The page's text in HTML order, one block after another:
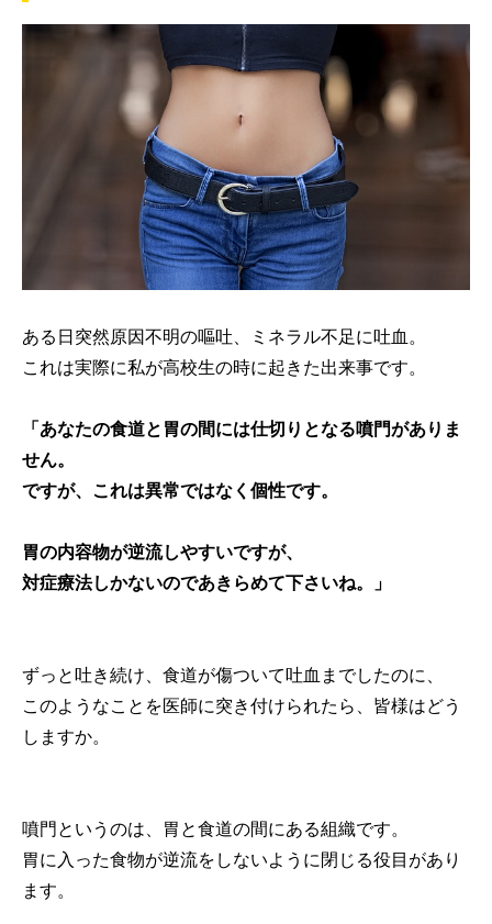
ある日突然原因不明の嘔吐、ミネラル不足に吐血。
これは実際に私が高校生の時に起きた出来事です。
「あなたの食道と胃の間には仕切りとなる噴門がありま
せん。
ですが、これは異常ではなく個性です。
胃の内容物が逆流しやすいですが、
対症療法しかないのであきらめて下さいね。」
ずっと吐き続け、食道が傷ついて吐血までしたのに、
このようなことを医師に突き付けられたら、皆様はどう
しますか。
噴門というのは、胃と食道の間にある組織です。
胃に入った食物が逆流をしないように閉じる役目があり
ます。